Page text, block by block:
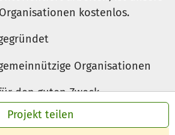
Projekt teilen
kostenlos.
Organisationen
den guten Zweck